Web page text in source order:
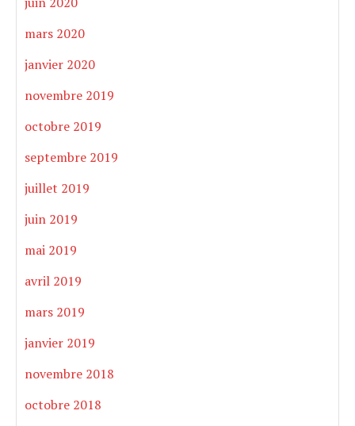
mars 2020
janvier 2020
novembre 2019
octobre 2019
septembre 2019
juillet 2019
juin 2019
mai 2019
avril 2019
mars 2019
janvier 2019
novembre 2018
octobre 2018